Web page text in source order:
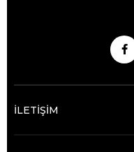
İLETİŞİM